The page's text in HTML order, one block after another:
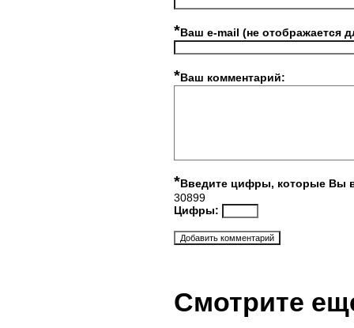
*Ваш e-mail (не отображается
*Ваш комментарий:
*Введите цифры, которые Вы
30899
Цифры:
Смотрите